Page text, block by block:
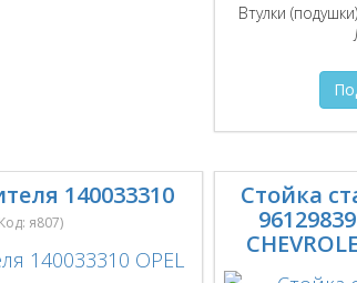
Втулки
140033310
я807)
Стойка